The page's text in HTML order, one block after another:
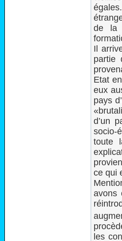
de la
Il
partie
Etat
eux
pays
d’un
socio-
toute
ce qui
avons
les